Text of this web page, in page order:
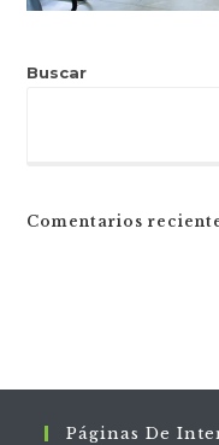
Buscar
Comentarios
Páginas De